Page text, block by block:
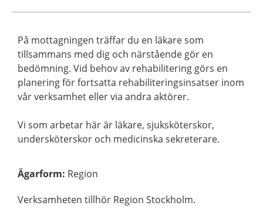
På mottagningen träffar du en läkare som
tillsammans med dig och närstående gör en
bedömning. Vid behov av rehabilitering görs en
planering för fortsatta rehabiliteringsinsatser inom
vår verksamhet eller via andra aktörer.
Vi som arbetar här är läkare, sjuksköterskor,
undersköterskor och medicinska sekreterare.
Ägarform: Region
Verksamheten tillhör Region Stockholm.